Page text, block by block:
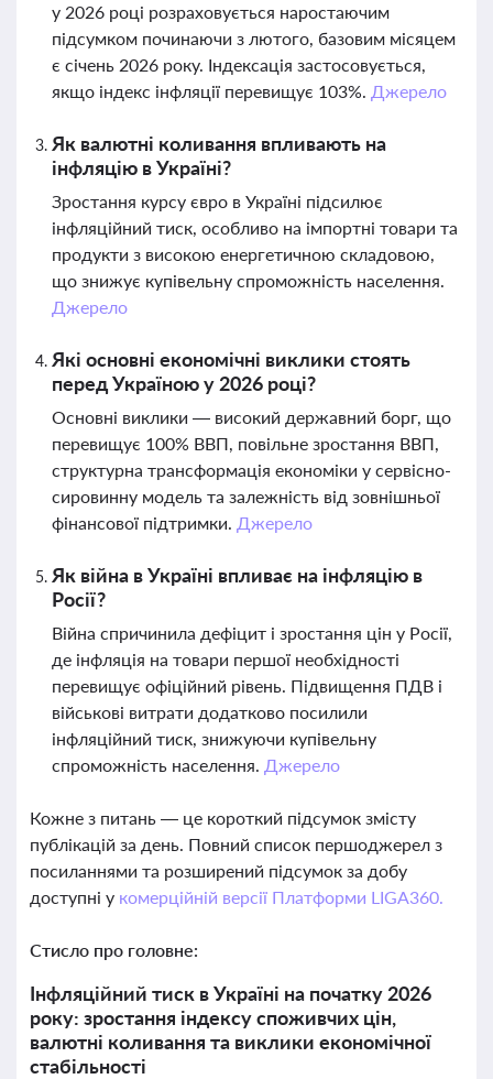
у 2026 році розраховується наростаючим
підсумком починаючи з лютого, базовим місяцем
є січень 2026 року. Індексація застосовується,
якщо індекс інфляції перевищує 103%. Джерело
Як валютні коливання впливають на
інфляцію в Україні?
Зростання курсу євро в Україні підсилює
інфляційний тиск, особливо на імпортні товари та
продукти з високою енергетичною складовою,
що знижує купівельну спроможність населення.
Джерело
Які основні економічні виклики стоять
перед Україною у 2026 році?
Основні виклики — високий державний борг, що
перевищує 100% ВВП, повільне зростання ВВП,
структурна трансформація економіки у сервісно-
сировинну модель та залежність від зовнішньої
фінансової підтримки. Джерело
Як війна в Україні впливає на інфляцію в
Росії?
Війна спричинила дефіцит і зростання цін у Росії,
де інфляція на товари першої необхідності
перевищує офіційний рівень. Підвищення ПДВ і
військові витрати додатково посилили
інфляційний тиск, знижуючи купівельну
спроможність населення. Джерело
Кожне з питань — це короткий підсумок змісту
публікацій за день. Повний список першоджерел з
посиланнями та розширений підсумок за добу
доступні у комерційній версії Платформи LIGA360.
Стисло про головне:
Інфляційний тиск в Україні на початку 2026
року: зростання індексу споживчих цін,
валютні коливання та виклики економічної
стабільності